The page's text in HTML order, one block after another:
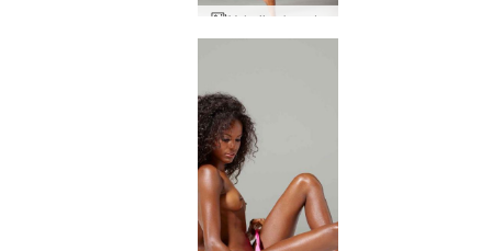
Valerija skrenda